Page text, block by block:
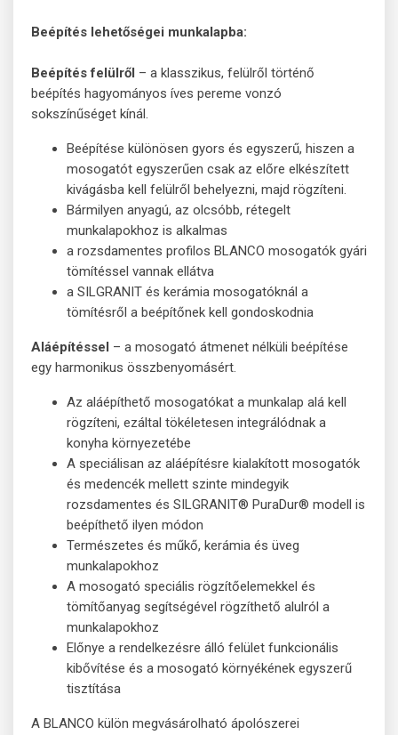
Beépítés lehetőségei munkalapba:
Beépítés felülről – a klasszikus, felülről történő
beépítés hagyományos íves pereme vonzó
sokszínűséget kínál.
Beépítése különösen gyors és egyszerű, hiszen a
mosogatót egyszerűen csak az előre elkészített
kivágásba kell felülről behelyezni, majd rögzíteni.
Bármilyen anyagú, az olcsóbb, rétegelt
munkalapokhoz is alkalmas
a rozsdamentes profilos BLANCO mosogatók gyári
tömítéssel vannak ellátva
a SILGRANIT és kerámia mosogatóknál a
tömítésről a beépítőnek kell gondoskodnia
Aláépítéssel – a mosogató átmenet nélküli beépítése
egy harmonikus összbenyomásért.
Az aláépíthető mosogatókat a munkalap alá kell
rögzíteni, ezáltal tökéletesen integrálódnak a
konyha környezetébe
A speciálisan az aláépítésre kialakított mosogatók
és medencék mellett szinte mindegyik
rozsdamentes és SILGRANIT® PuraDur® modell is
beépíthető ilyen módon
Természetes és műkő, kerámia és üveg
munkalapokhoz
A mosogató speciális rögzítőelemekkel és
tömítőanyag segítségével rögzíthető alulról a
munkalapokhoz
Előnye a rendelkezésre álló felület funkcionális
kibővítése és a mosogató környékének egyszerű
tisztítása
A BLANCO külön megvásárolható ápolószerei